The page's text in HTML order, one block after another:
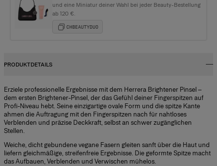
und eine Miniatur deiner Wahl bei jeder Beauty-Bestellung
ab 120 €.
CHBEAUTYDUO
PRODUKTDETAILS
Erziele professionelle Ergebnisse mit dem Herrera Brightener Pinsel –
dem ersten Brightener-Pinsel, der das Gefühl deiner Fingerspitzen auf
Profi-Niveau hebt. Seine einzigartige ovale Form und die spitze Kante
ahmen die Auftragung mit den Fingerspitzen nach für nahtloses
Verblenden und präzise Deckkraft, selbst an schwer zugänglichen
Stellen.
Weiche, dicht gebundene vegane Fasern gleiten sanft über die Haut und
liefern gleichmäßige, streifenfreie Ergebnisse. Die geformte Spitze macht
das Aufbauen, Verblenden und Verwischen mühelos.